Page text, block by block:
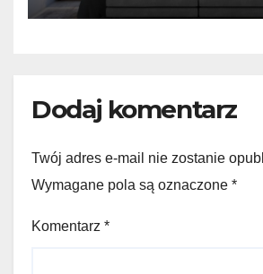
Dodaj komentarz
Twój adres e-mail nie zostanie
Wymagane pola są oznaczone *
Komentarz *